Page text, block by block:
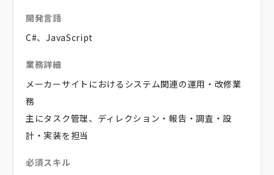
開発言語
C#、JavaScript
業務詳細
メーカーサイトにおけるシステム関連の運用・改修業
務
主にタスク管理、ディレクション・報告・調査・設
計・実装を担当
必須スキル